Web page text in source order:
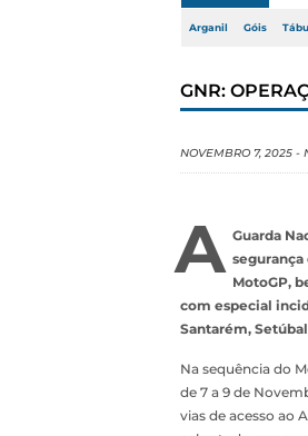
Arganil Góis
GNR:
NOVEMBRO 7, 2025 -
A Guarda
MotoGP,
com especial
Santarém,
Na sequência do
de 7 a 9 de
vias de acesso ao